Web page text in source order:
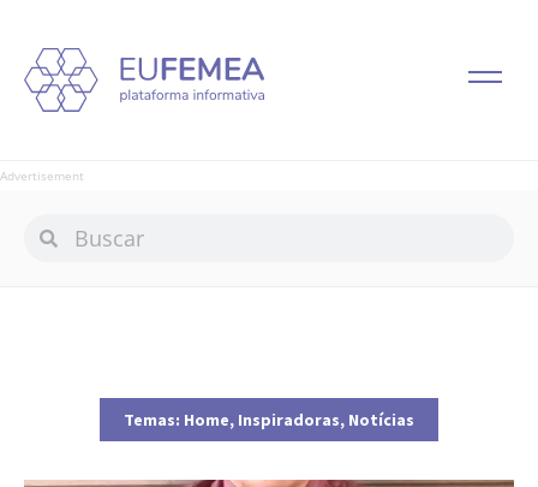
Advertisement
Temas: Home, Inspiradoras, Notícias